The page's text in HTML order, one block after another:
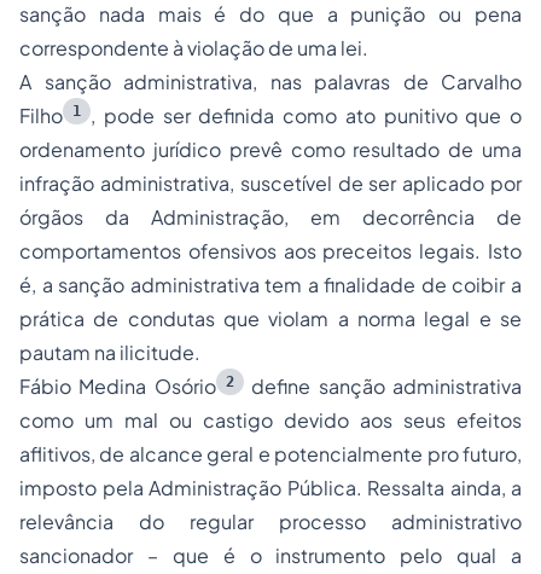
sanção nada mais é do que a punição ou pena
correspondente à violação de uma lei.
A sanção administrativa, nas palavras de Carvalho
Filho
1
, pode ser definida como ato punitivo que o
ordenamento jurídico prevê como resultado de uma
infração administrativa, suscetível de ser aplicado por
órgãos da Administração, em decorrência de
comportamentos ofensivos aos preceitos legais. Isto
é, a sanção administrativa tem a finalidade de coibir a
prática de condutas que violam a norma legal e se
pautam na ilicitude.
Fábio Medina Osório 2 define sanção administrativa
como um mal ou castigo devido aos seus efeitos
aflitivos, de alcance geral e potencialmente profuturo,
imposto pela Administração Pública. Ressalta ainda, a
relevância do regular processo administrativo
sancionador – que é o instrumento pelo qual a